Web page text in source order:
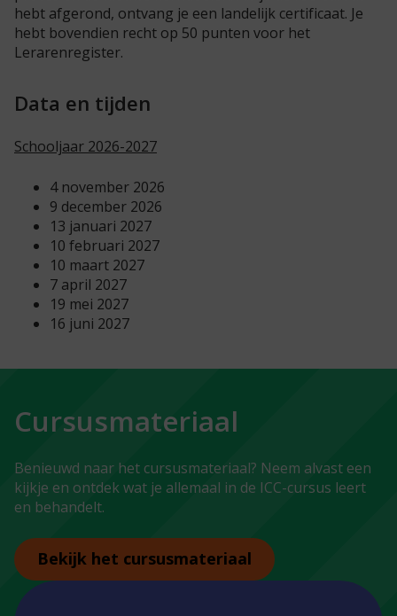
hebt afgerond, ontvang je een landelijk certificaat. Je
hebt bovendien recht op 50 punten voor het
Lerarenregister.
Data en tijden
Schooljaar 2026-2027
4 november 2026
9 december 2026
13 januari 2027
10 februari 2027
10 maart 2027
7 april 2027
19 mei 2027
16 juni 2027
Cursusmateriaal
Benieuwd naar het cursusmateriaal? Neem alvast een
kijkje en ontdek wat je allemaal in de ICC-cursus leert
en behandelt.
Bekijk het cursusmateriaal